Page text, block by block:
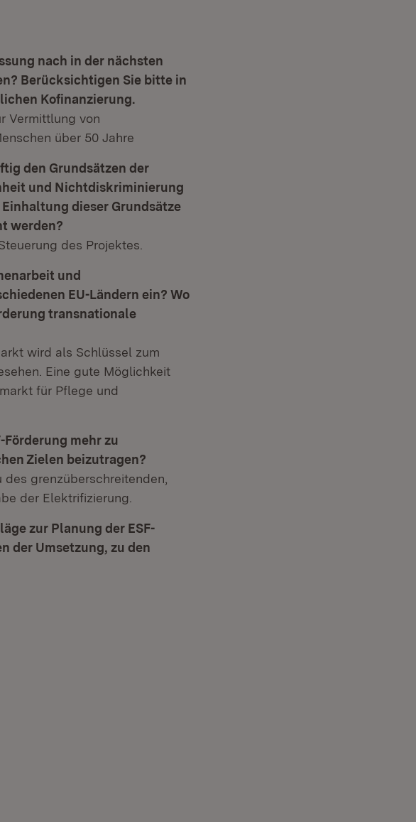
nach in der nächsten
Berücksichtigen Sie bitte in
Kofinanzierung.
Vermittlung von
über 50 Jahre
den Grundsätzen der
und Nichtdiskriminierung
dieser Grundsätze
werden?
des Projektes.
und
EU-Ländern ein? Wo
transnationale
wird als Schlüssel zum
Eine gute Möglichkeit
für Pflege und
Förderung mehr zu
Zielen beizutragen?
grenzüberschreitenden,
der Elektrifizierung.
zur Planung der ESF-
der Umsetzung, zu den